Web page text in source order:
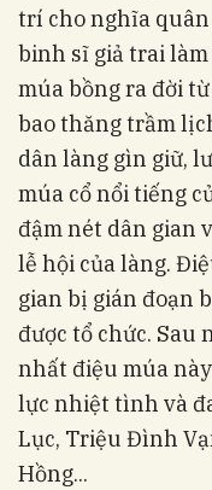
trí cho nghĩa
binh sĩ giả trai làm
múa bồng ra đời
bao thăng trầm
dân làng gìn giữ,
múa cổ nổi tiếng
đậm nét dân gian
lễ hội của làng.
gian bị gián đoạn
được tổ chức. Sau
nhất điệu múa
lực nhiệt tình và
Lục, Triệu Đình
Hồng...